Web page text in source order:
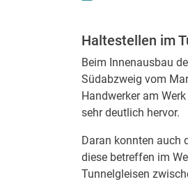
Haltestellen im
Beim Innenausbau
Südabzweig vom
Handwerker am
sehr deutlich hervor.
Daran konnten auch
diese betreffen im
Tunnelgleisen